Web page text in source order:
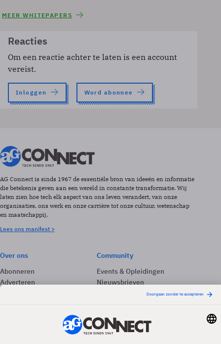
MEER WHITEPAPERS
Reacties
Om een reactie achter te laten is een account
vereist.
Inloggen Word abonnee
AG Connect is sinds 1967 de essentiële bron van ideeën en informatie
die betekenis geven aan een wereld in constante transformatie. Wij
laten zien hoe tech elk aspect van ons leven verandert, van onze
organisaties, ons werk en onze carrière tot onze cultuur, wetenschap
en maatschappij.
Lees ons manifest >
Over ons
Abonneren
Adverteren
Community
Events & Opleidingen
Nieuwsbrieven